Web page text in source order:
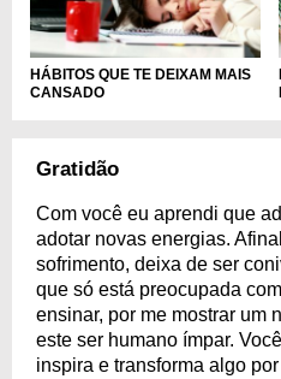
HÁBITOS QUE TE DEIXAM MAIS
CANSADO
Gratidão
Com você eu aprendi que
adotar novas energias.
sofrimento, deixa de ser
que só está preocupada
ensinar, por me mostrar um
este ser humano ímpar.
inspira e transforma algo